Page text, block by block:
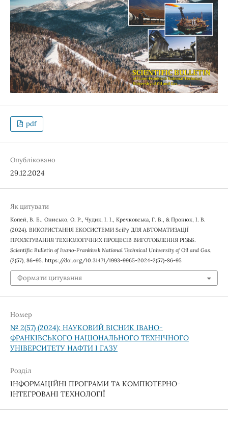
pdf
Опубліковано
29.12.2024
Як цитувати
Копей, В. Б., Онисько, О. Р., Чудик, І. І., Кречковська, Г. В., & Пронюк, І. В.
(2024). ВИКОРИСТАННЯ ЕКОСИСТЕМИ SciPy ДЛЯ АВТОМАТИЗАЦІЇ
ПРОЄКТУВАННЯ ТЕХНОЛОГІЧНИХ ПРОЦЕСІВ ВИГОТОВЛЕННЯ РІЗЬБ.
Scientific Bulletin of Ivano-Frankivsk National Technical University of Oil and Gas,
(2(57), 86–95. https://doi.org/10.31471/1993-9965-2024-2(57)-86-95
Формати цитування
Номер
№ 2(57) (2024): НАУКОВИЙ ВІСНИК ІВАНО-
ФРАНКІВСЬКОГО НАЦІОНАЛЬНОГО ТЕХНІЧНОГО
УНІВЕРСИТЕТУ НАФТИ І ГАЗУ
Розділ
ІНФОРМАЦІЙНІ ПРОГРАМИ ТА КОМПЮТЕРНО-
ІНТЕГРОВАНІ ТЕХНОЛОГІЇ